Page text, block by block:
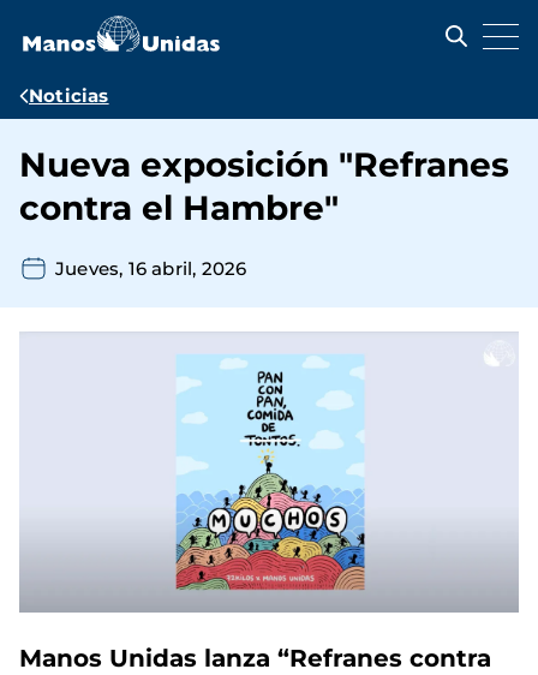
contenido
Ruta
navegación
Noticias
Nueva exposición "Refranes
contra el Hambre"
Jueves, 16 abril, 2026
Manos Unidas lanza “Refranes contra